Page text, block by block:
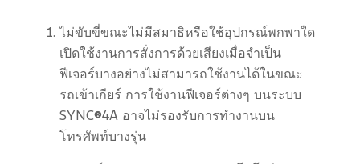
ไม่ขับขี่ขณะไม่มีสมาธิหรือใช้อุปกรณ์พกพาใด
เปิดใช้งานการสั่งการด้วยเสียงเมื่อจำเป็น
ฟีเจอร์บางอย่างไม่สามารถใช้งานได้ในขณะ
รถเข้าเกียร์ การใช้งานฟีเจอร์ต่างๆ บนระบบ
SYNC®4A อาจไม่รองรับการทำงานบน
โทรศัพท์บางรุ่น